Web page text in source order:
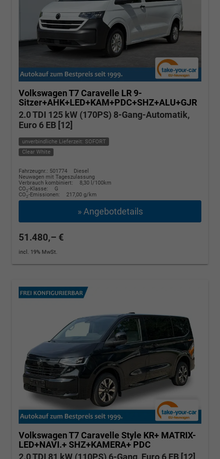
Volkswagen T7 Caravelle LR 9-
Sitzer+AHK+LED+KAM+PDC+SHZ+ALU+GJR
2.0 TDI 125 kW (170PS) 8-Gang-Automatik,
Euro 6 EB [12]
unverbindliche Lieferzeit: SOFORT
Clear White
Fahrzeugnr.: 501774
Diesel
Neuwagen mit Tageszulassung
Verbrauch kombiniert:
8,30 l/100km
CO2-Klasse:
G
CO2-Emissionen: 217,00 g/km
» Angebotdetails
51.480,– €
incl. 19% MwSt.
Volkswagen T7 CaravelleStyle KR+ MATRIX-
LED+NAVI.+ SHZ+KAMERA+ PDC
2.0 TDI 81 kW (110PS) 6-Gang, Euro 6 EB [12]